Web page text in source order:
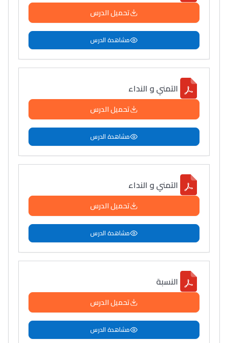
تحميل الدرس
مشاهدة الدرس
التمني و النداء
تحميل الدرس
مشاهدة الدرس
التمني و النداء
تحميل الدرس
مشاهدة الدرس
النسبة
تحميل الدرس
مشاهدة الدرس